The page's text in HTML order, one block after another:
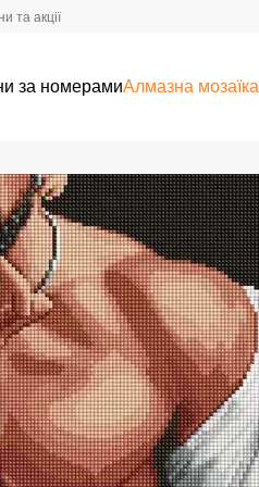
та акції
за номерамиАлмазна мозаїка